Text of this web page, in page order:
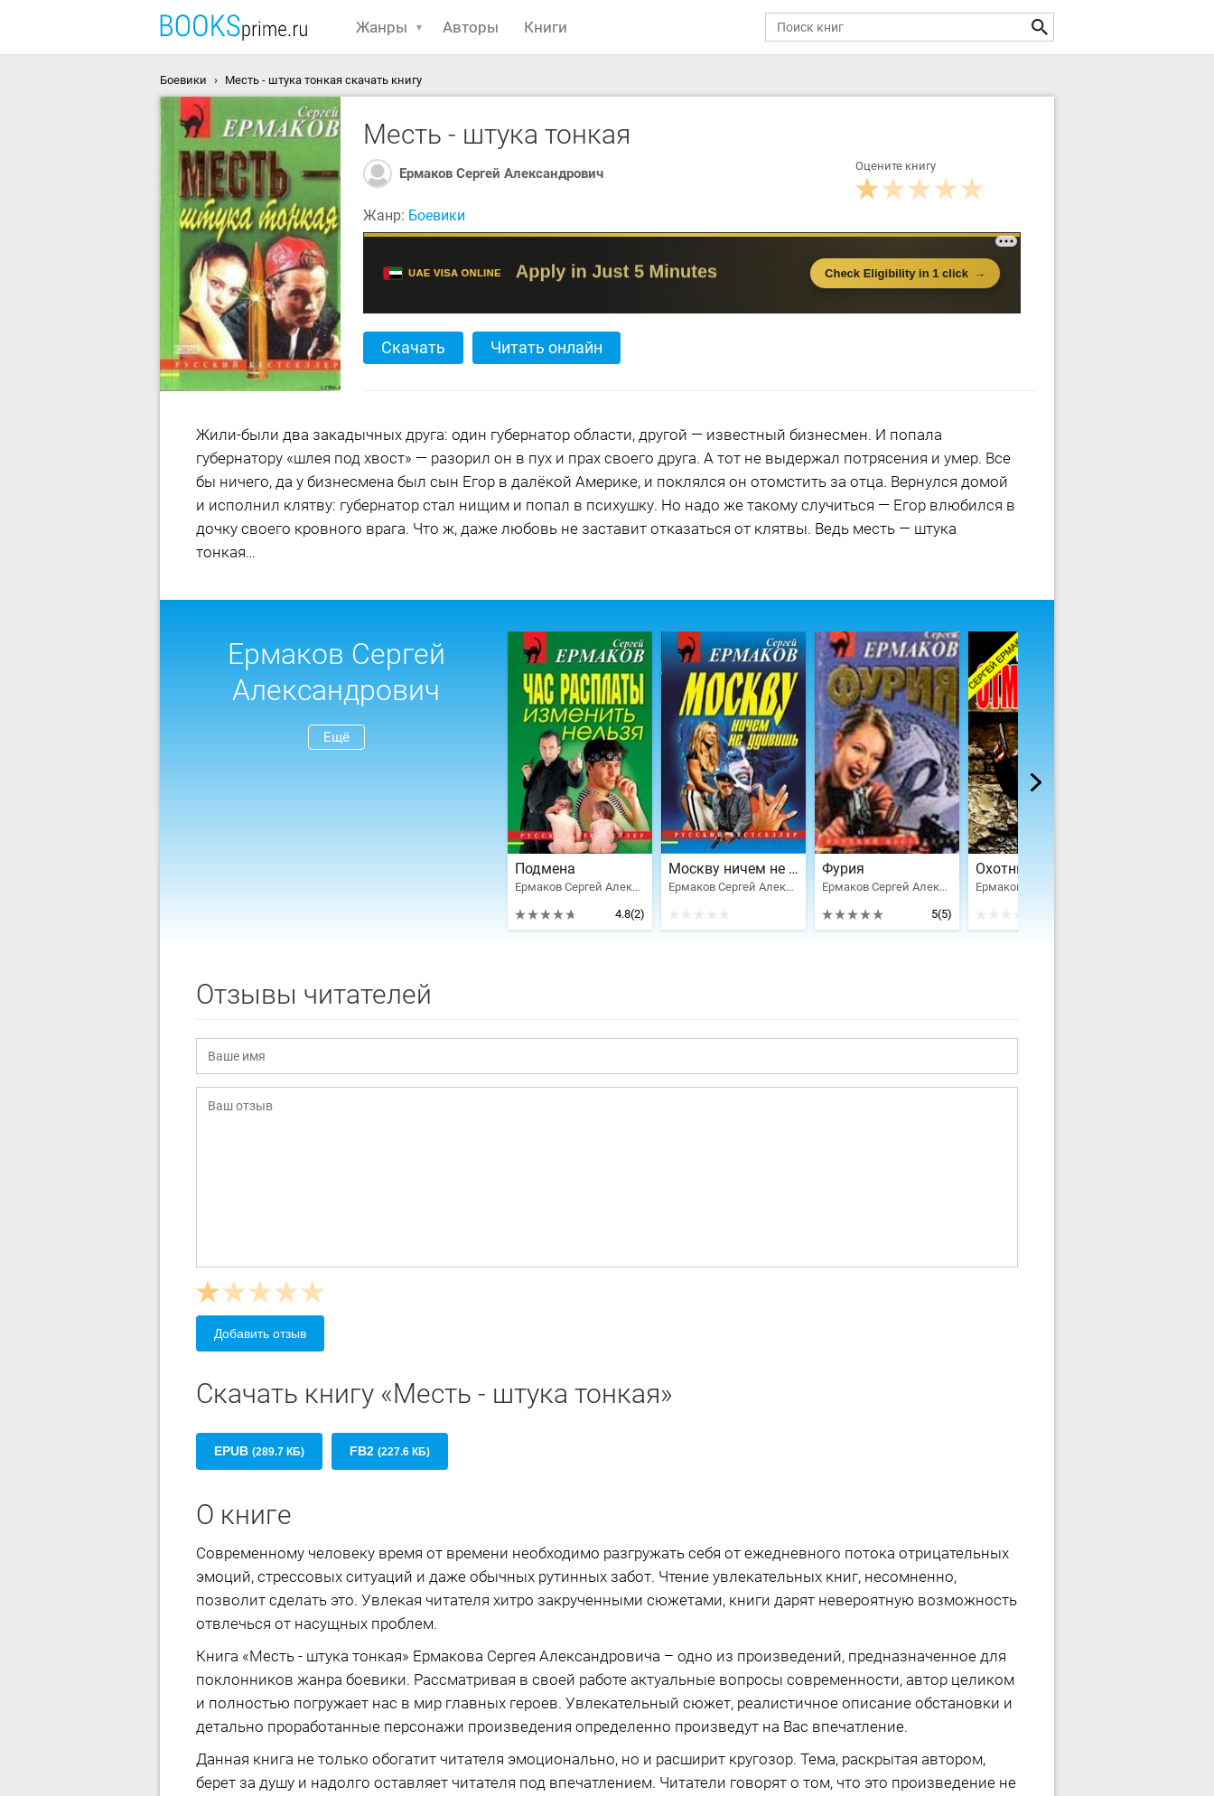
Жанры Авторы Книги
Боевики Месть - штука тонкая скачать книгу
Месть - штука тонкая
Ермаков Сергей Александрович Оцените книгу
Жанр: Боевики
Скачать Читать онлайн
Жили-были два закадычных друга: один губернатор области, другой — известный бизнесмен. И попала
губернатору «шлея под хвост» — разорил он в пух и прах своего друга. А тот не выдержал потрясения и умер. Все
бы ничего, да у бизнесмена был сын Егор в далёкой Америке, и поклялся он отомстить за отца. Вернулся домой
и исполнил клятву: губернатор стал нищим и попал в психушку. Но надо же такому случиться — Егор влюбился в
дочку своего кровного врага. Что ж, даже любовь не заставит отказаться от клятвы. Ведь месть — штука
тонкая…
Ермаков Сергей
Александрович
Ещё
Подмена
Ермаков Сергей Александрович
4.8(2)
Москву ничем не удивишь
Ермаков Сергей Александрович
Фурия
Ермаков Сергей Александрович
5(5)
Отзывы читателей
Добавить отзыв
Скачать книгу «Месть - штука тонкая»
EPUB (289.7 КБ) FB2 (227.6 КБ)
О книге
Современному человеку время от времени необходимо разгружать себя от ежедневного потока отрицательных
эмоций, стрессовых ситуаций и даже обычных рутинных забот. Чтение увлекательных книг, несомненно,
позволит сделать это. Увлекая читателя хитро закрученными сюжетами, книги дарят невероятную возможность
отвлечься от насущных проблем.
Книга «Месть - штука тонкая» Ермакова Сергея Александровича – одно из произведений, предназначенное для
поклонников жанра боевики. Рассматривая в своей работе актуальные вопросы современности, автор целиком
и полностью погружает нас в мир главных героев. Увлекательный сюжет, реалистичное описание обстановки и
детально проработанные персонажи произведения определенно произведут на Вас впечатление.
Данная книга не только обогатит читателя эмоционально, но и расширит кругозор. Тема, раскрытая автором,
берет за душу и надолго оставляет читателя под впечатлением. Читатели говорят о том, что это произведение не